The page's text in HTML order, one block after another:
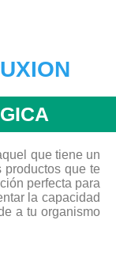
que tiene un
productos que te
perfecta para
la capacidad
a tu organismo